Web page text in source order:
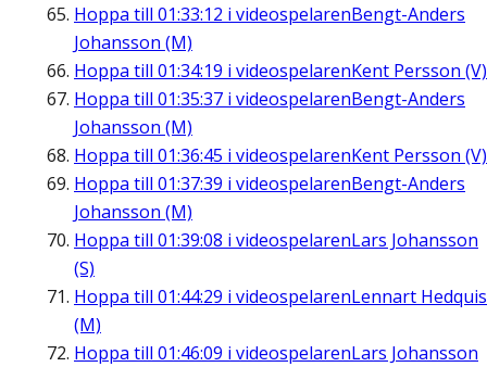
Hoppa till 01:33:12 i videospelarenBengt-Anders
Johansson (M)
Hoppa till 01:34:19 i videospelarenKent Persson (V)
Hoppa till 01:35:37 i videospelarenBengt-Anders
Johansson (M)
Hoppa till 01:36:45 i videospelarenKent Persson (V)
Hoppa till 01:37:39 i videospelarenBengt-Anders
Johansson (M)
Hoppa till 01:39:08 i videospelarenLars Johansson
(S)
Hoppa till 01:44:29 i videospelarenLennart
(M)
Hoppa till 01:46:09 i videospelarenLars Johansson